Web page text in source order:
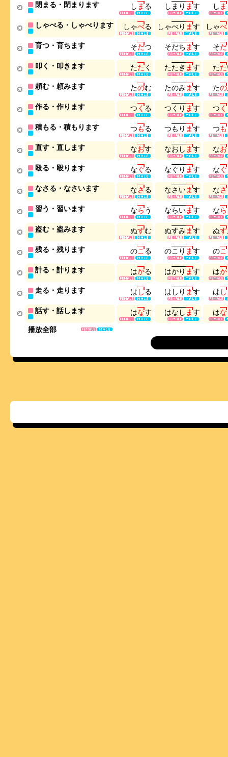
播放全部
閉まる・閉まります し まる し ま り ます し ま
しゃべる・しゃべります し ゃべる し ゃべり ます し ゃべ
育つ・育ちます そだつ そだち ます そだ
叩く・叩きます たたく たたき ます たた
頼む・頼みます たのむ たのみます たの
作る・作ります つ くる つ く り ます つ く
積もる・積もります つもる つも り ます つも
直す・直します なおす なお し ます なお
殴る・殴ります な ぐる な ぐ り ます な ぐ
なさる・なさいます なさる なさ います なさ
習う・習います ならう ならいます なら
盗む・盗みます ぬすむ ぬすみます ぬす
残る・残ります のこる のこ り ます のこ
計る・計ります はかる はかり ます はか
走る・走ります は しる は し り ます は し
話す・話します はなす はな し ます はな